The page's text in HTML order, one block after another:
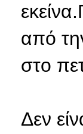
από
στο
Δεν